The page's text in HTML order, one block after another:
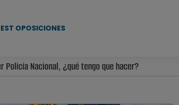
OPOSICIONES
Policía Nacional, ¿qué tengo que hacer?